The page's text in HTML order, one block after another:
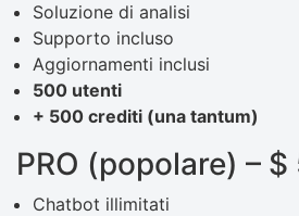
Soluzione di analisi
Supporto incluso
Aggiornamenti inclusi
500 utenti
+ 500 crediti (una tantum)
PRO (popolare) –
Chatbot illimitati